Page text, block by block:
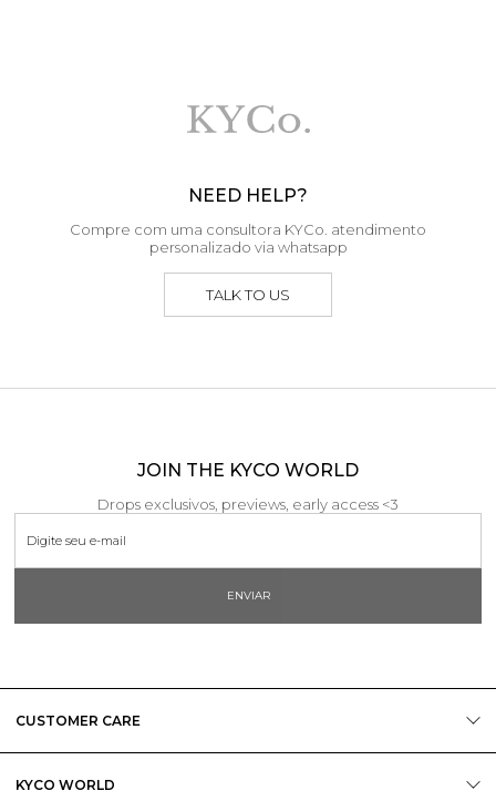
NEED HELP?
Compre com uma consultora KYCo. atendimento
personalizado via whatsapp
TALK TO US
JOIN THE KYCO WORLD
Drops exclusivos, previews, early access <3
ENVIAR
CUSTOMER CARE
KYCO WORLD